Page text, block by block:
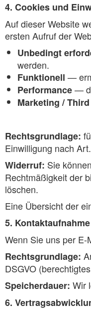
4. Cookies und
Auf dieser Website
ersten Aufruf der
Unbedingt
werden.
Funktionell —
Performance—
Marketing /
Rechtsgrundlage:
Einwilligung nach
Widerruf: Sie
Rechtmäßigkeit der
löschen.
Eine Übersicht der
5. Kontaktaufnahme
Wenn Sie uns per
Rechtsgrundlage:
DSGVO
Speicherdauer: Wir
6.